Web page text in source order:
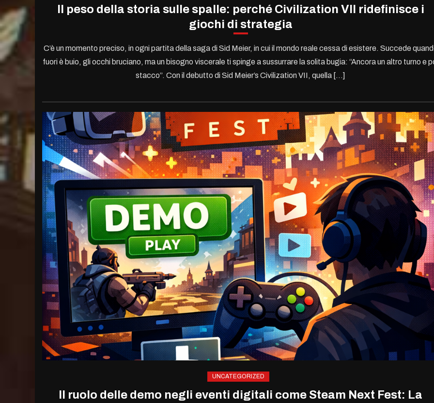
Il peso della storia sulle spalle: perché Civilization VII ridefinisce i
giochi di strategia
C’è un momento preciso, in ogni partita della saga di Sid Meier, in cui il mondo reale cessa di esistere. Succede
fuori è buio, gli occhi bruciano, ma un bisogno viscerale ti spinge a sussurrare la solita bugia: “Ancora un altro turno e
stacco”. Con il debutto di Sid Meier’s Civilization VII, quella […]
UNCATEGORIZED
Il ruolo delle demo negli eventi digitali come Steam Next Fest: La